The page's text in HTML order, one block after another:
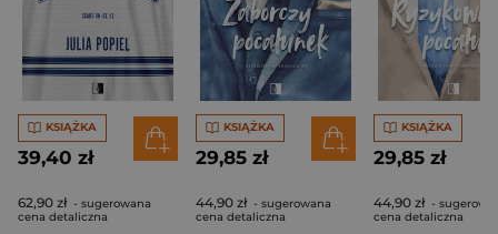
KSIĄŻKA
39,40 zł
62,90 zł - sugerowana
cena detaliczna
KSIĄŻKA
29,85 zł
44,90 zł - sugerowana
cena detaliczna
KSIĄŻKA
29,85 zł
44,90 zł -
cena detaliczna